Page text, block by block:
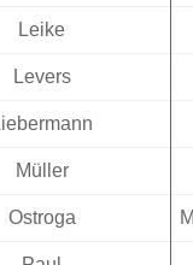
Leike
Levers
Müller
Ostroga